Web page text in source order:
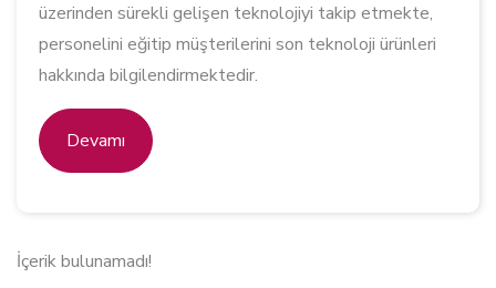
üzerinden sürekli gelişen teknolojiyi takip etmekte,
personelini eğitip müşterilerini son teknoloji ürünleri
hakkında bilgilendirmektedir.
Devamı
İçerik bulunamadı!